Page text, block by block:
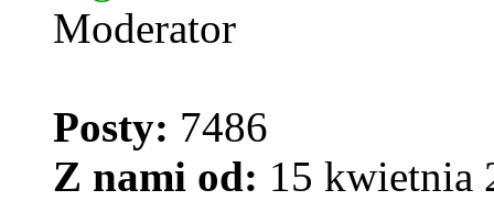
Moderator
Posty: 7486
Z nami od: 15 kwietnia